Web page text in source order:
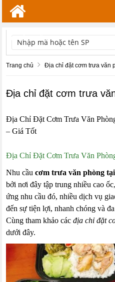
TÌM KIẾM
Trang chủ Địa chỉ đặt cơm trưa văn
Địa chỉ đặt cơm trưa
Địa Chỉ Đặt Cơm Trưa Văn
– Giá Tốt
Địa Chỉ Đặt Cơm Trưa Văn
Nhu cầucơm trưa văn phòng
bởi nơi đây tập trung nhiều cao
ứng nhu cầu đó, nhiều dịch vụ
đến sự tiện lợi, nhanh chóng và
Cùng tham khảo cácđịa chỉ đặt
dưới đây.